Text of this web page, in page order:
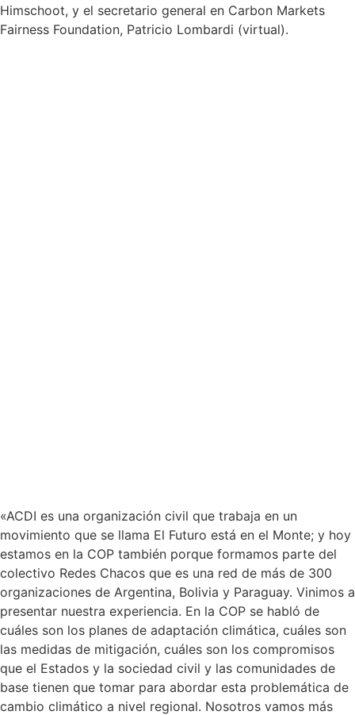
Himschoot, y el secretario general en Carbon Markets
Fairness Foundation, Patricio Lombardi (virtual).
«ACDI es una organización civil que trabaja en un
movimiento que se llama El Futuro está en el Monte; y hoy
estamos en la COP también porque formamos parte del
colectivo Redes Chacos que es una red de más de 300
organizaciones de Argentina, Bolivia y Paraguay. Vinimos a
presentar nuestra experiencia. En la COP se habló de
cuáles son los planes de adaptación climática, cuáles son
las medidas de mitigación, cuáles son los compromisos
que el Estados y la sociedad civil y las comunidades de
base tienen que tomar para abordar esta problemática de
cambio climático a nivel regional. Nosotros vamos más